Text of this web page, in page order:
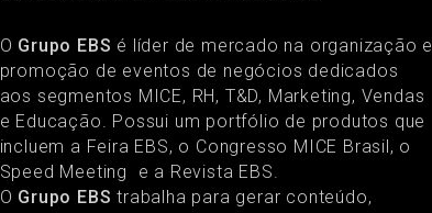
O Grupo EBS é líder de mercado na organização e
promoção de eventos de negócios dedicados
aos segmentos MICE, RH, T&D, Marketing, Vendas
e Educação. Possui um portfólio de produtos que
incluem a Feira EBS, o Congresso MICE Brasil, o
Speed Meeting e a Revista EBS.
O Grupo EBS trabalha para gerar conteúdo,